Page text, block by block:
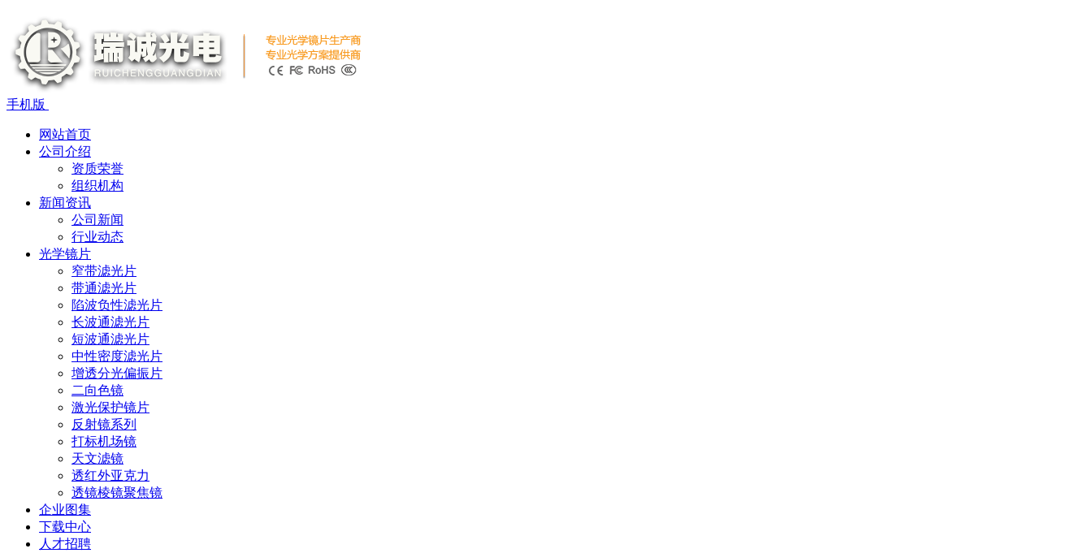
手机版
网站首页
公司介绍
资质荣誉
组织机构
新闻资讯
公司新闻
行业动态
光学镜片
窄带滤光片
带通滤光片
陷波负性滤光片
长波通滤光片
短波通滤光片
中性密度滤光片
增透分光偏振片
二向色镜
激光保护镜片
反射镜系列
打标机场镜
天文滤镜
透红外亚克力
透镜棱镜聚焦镜
企业图集
下载中心
人才招聘